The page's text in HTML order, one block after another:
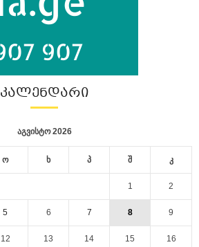
ᲙᲐᲚᲔᲜᲓᲐᲠᲘ
აგვისტო 2026
ო ხ პ შ კ
1 2
5 6 7 8 9
12 13 14 15 16